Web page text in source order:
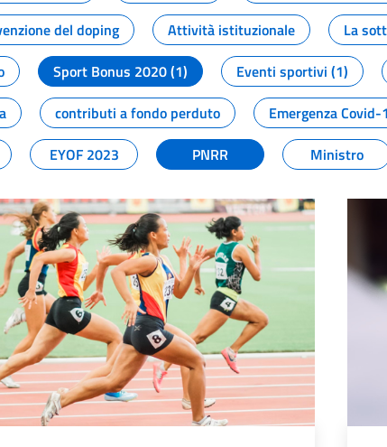
del doping Attività istituzionale La
Sport Bonus 2020 (1) Eventi sportivi (1)
contributi a fondo perduto Emergenza Covid-
EYOF 2023 PNRR Ministro